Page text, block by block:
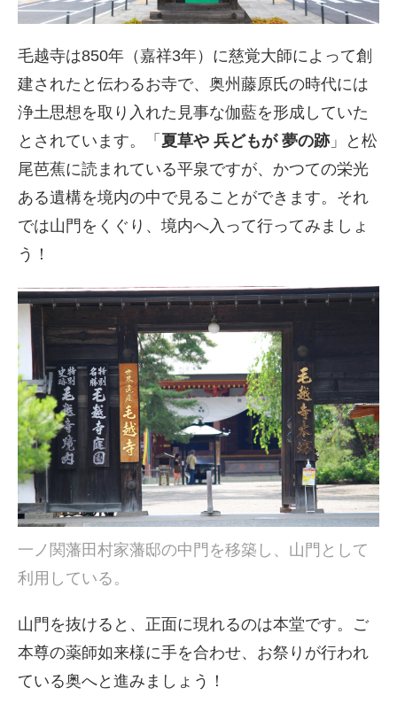
毛越寺は850年（嘉祥3年）に慈覚大師によって創
建されたと伝わるお寺で、奥州藤原氏の時代には
浄土思想を取り入れた見事な伽藍を形成していた
とされています。「 夏草や 兵どもが 夢の跡」と松
尾芭蕉に読まれている平泉ですが、かつての栄光
ある遺構を境内の中で見ることができます。それ
では山門をくぐり、境内へ入って行ってみましょ
う！
一ノ関藩田村家藩邸の中門を移築し、山門として
利用している。
山門を抜けると、正面に現れるのは本堂です。ご
本尊の薬師如来様に手を合わせ、お祭りが行われ
ている奥へと進みましょう！